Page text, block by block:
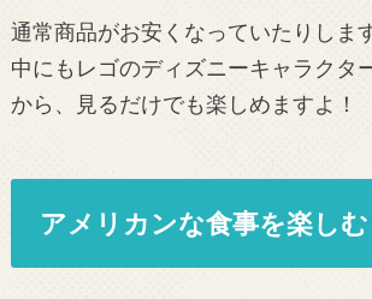
通常商品がお安くなっていたりします
中にもレゴのディズニーキャラクタ
から、見るだけでも楽しめますよ！
アメリカンな食事を楽しむ